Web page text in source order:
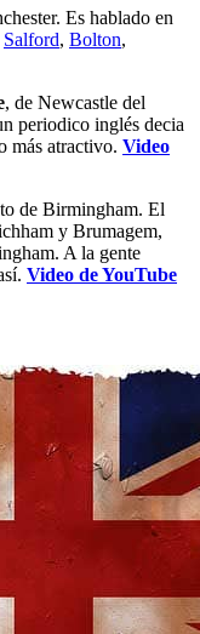
Es hablado en
Salford, Bolton,
, de Newcastle del
periodico inglés decia
más atractivo. Video
de Birmingham. El
y Brumagem,
A la gente
Video de YouTube